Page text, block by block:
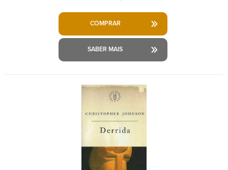
COMPRAR
SABER MAIS